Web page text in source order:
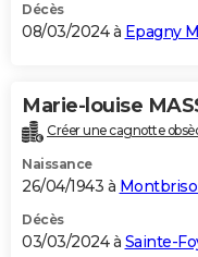
Décès
08/03/2024 à Epagny
Marie-louise
Créer une cagnotte
Naissance
26/04/1943 à
Décès
03/03/2024 à Sainte-